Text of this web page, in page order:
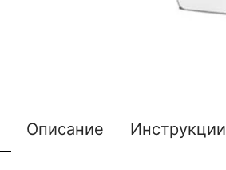
Описание Инструкции